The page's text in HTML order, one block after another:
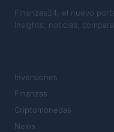
Finanzas24, el nuevo
Insights, noticias,
Inversiones
Finanzas
Criptomonedas
News